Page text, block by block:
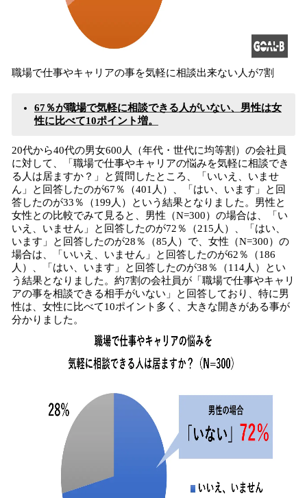
職場で仕事やキャリアの事を気軽に相談出来ない人が7割
67％が職場で気軽に相談できる人がいない、男性は女
性に比べて10ポイント増。
20代から40代の男女600人（年代・世代に均等割）の会社員
に対して、「職場で仕事やキャリアの悩みを気軽に相談でき
る人は居ますか？」と質問したところ、「いいえ、いませ
ん」と回答したのが67％（401人）、「はい、います」と回
答したのが33％（199人）という結果となりました。男性と
女性との比較でみて見ると、男性（N=300）の場合は、「い
いえ、いません」と回答したのが72％（215人）、「はい、
います」と回答したのが28％（85人）で、女性（N=300）の
場合は、「いいえ、いません」と回答したのが62％（186
人）、「はい、います」と回答したのが38％（114人）とい
う結果となりました。約7割の会社員が「職場で仕事やキャリ
アの事を相談できる相手がいない」と回答しており、特に男
性は、女性に比べて10ポイント多く、大きな開きがある事が
分かりました。